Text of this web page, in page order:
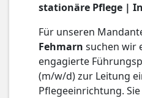
stationäre Pflege |
Für unseren
Fehmarn suchen wir
engagierte
(m/w/d) zur Leitung
Pflegeeinrichtung.